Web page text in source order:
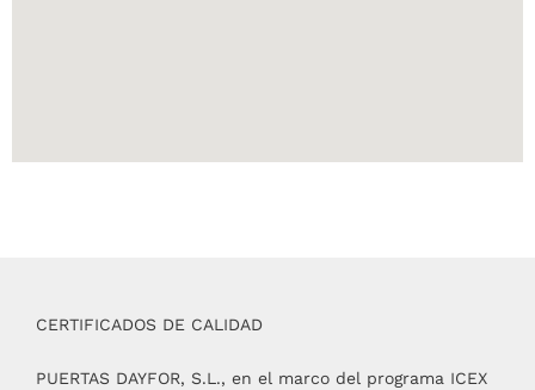
CERTIFICADOS DE CALIDAD
PUERTAS DAYFOR, S.L., en el marco del programa ICEX